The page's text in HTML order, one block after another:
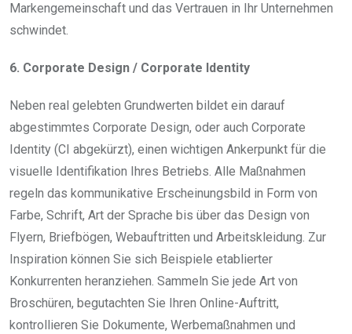
Markengemeinschaft und das Vertrauen in Ihr Unternehmen
schwindet.
6. Corporate Design / Corporate Identity
Neben real gelebten Grundwerten bildet ein darauf
abgestimmtes Corporate Design, oder auch Corporate
Identity (CI abgekürzt), einen wichtigen Ankerpunkt für die
visuelle Identifikation Ihres Betriebs. Alle Maßnahmen
regeln das kommunikative Erscheinungsbild in Form von
Farbe, Schrift, Art der Sprache bis über das Design von
Flyern, Briefbögen, Webauftritten und Arbeitskleidung. Zur
Inspiration können Sie sich Beispiele etablierter
Konkurrenten heranziehen. Sammeln Sie jede Art von
Broschüren, begutachten Sie Ihren Online-Auftritt,
kontrollieren Sie Dokumente, Werbemaßnahmen und